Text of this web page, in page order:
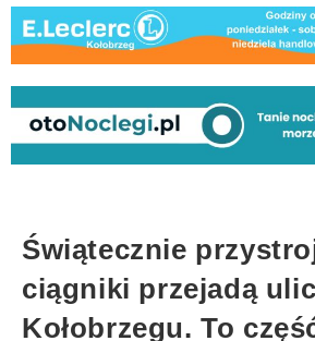
Świątecznie
ciągniki przejadą
Kołobrzegu. To